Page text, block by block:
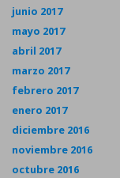
junio 2017
mayo 2017
abril 2017
marzo 2017
febrero 2017
enero 2017
diciembre 2016
noviembre 2016
octubre 2016